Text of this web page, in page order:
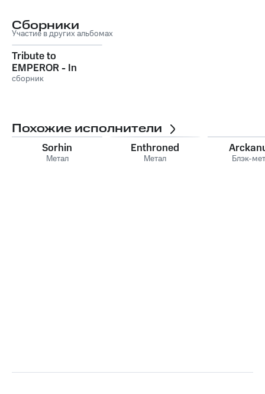
Сборники
Участие в других альбомах
Tribute to
EMPEROR - In
Honour of Icon E
сборник
Похожие исполнители
Sorhin
Метал
Enthroned
Метал Блэк-